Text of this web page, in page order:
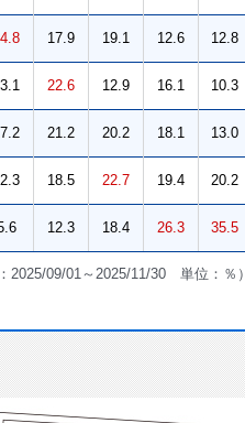
17.9 19.1 12.6 12.8
22.6 12.9 16.1 10.3
21.2 20.2 18.1 13.0
18.5 22.7 19.4 20.2
12.3 18.4 26.3 35.5
2025/09/01～2025/11/30 単位：％）